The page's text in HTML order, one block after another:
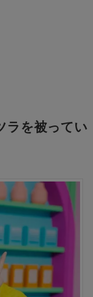
ラを被ってい